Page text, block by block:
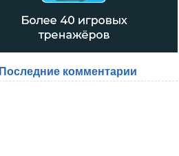
Последние комментарии